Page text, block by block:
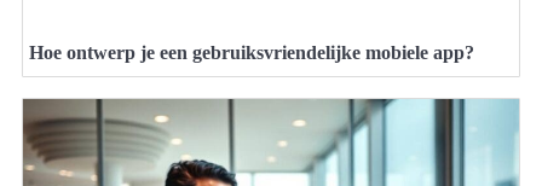
Hoe ontwerp je een gebruiksvriendelijke mobiele app?